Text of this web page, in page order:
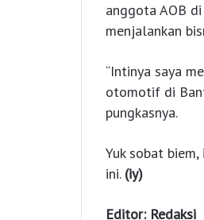
anggota AOB
menjalankan
“Intinya saya
otomotif di
pungkasnya.
Yuk sobat
ini. (iy)
Editor: Redaksi